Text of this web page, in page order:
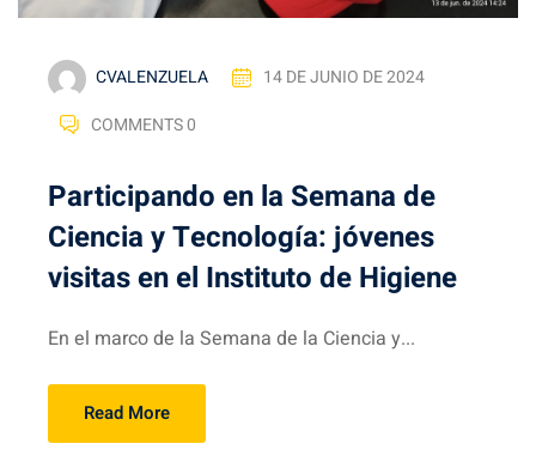
CVALENZUELA
14 DE JUNIO DE 2024
COMMENTS 0
Participando en la Semana de
Ciencia y Tecnología: jóvenes
visitas en el Instituto de Higiene
En el marco de la Semana de la Ciencia y...
Read More